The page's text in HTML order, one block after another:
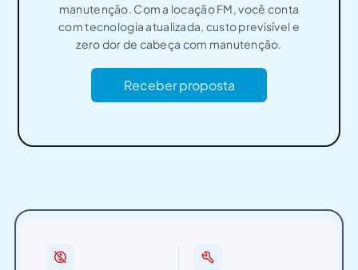
manutenção. Com a locação FM, você conta
com tecnologia atualizada, custo previsível e
zero dor de cabeça com manutenção.
Receber proposta